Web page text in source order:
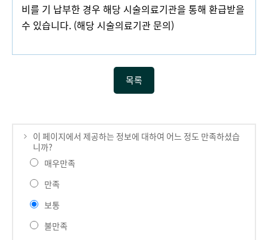
비를 기 납부한 경우 해당 시술의료기관을 통해 환급받을
수 있습니다. (해당 시술의료기관 문의)
목록
이 페이지에서 제공하는 정보에 대하여 어느 정도 만족하셨습
니까?
매우만족
만족
보통
불만족